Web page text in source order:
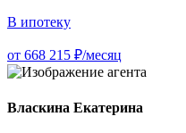
В ипотеку
от 668 215 ₽/месяц
Власкина Екатерина